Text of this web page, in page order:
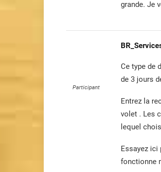
grande. Je
Participant
Ce type de
de 3 jours
Entrez la
volet . Les
lequel
Essayez ici
fonctionne